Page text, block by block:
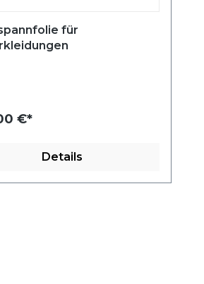
für
€*
Details